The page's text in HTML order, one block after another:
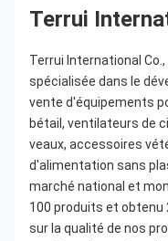
Terrui
Terrui International
spécialisée dans le
vente d'équipements
bétail, ventilateurs de
veaux, accessoires
d'alimentation sans
marché national et
100 produits et obtenu
sur la qualité de nos